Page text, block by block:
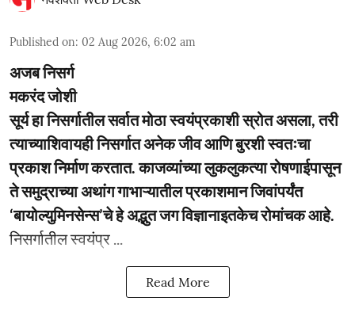
Published on: 02 Aug 2026, 6:02 am
अजब निसर्ग
मकरंद जोशी
सूर्य हा निसर्गातील सर्वात मोठा स्वयंप्रकाशी स्रोत असला, तरी
त्याच्याशिवायही निसर्गात अनेक जीव आणि बुरशी स्वतःचा
प्रकाश निर्माण करतात. काजव्यांच्या लुकलुकत्या रोषणाईपासून
ते समुद्राच्या अथांग गाभाऱ्यातील प्रकाशमान जिवांपर्यंत
‘बायोल्युमिनसेन्स’चे हे अद्भुत जग विज्ञानाइतकेच रोमांचक आहे.
निसर्गातील स्वयंप्र ...
Read More